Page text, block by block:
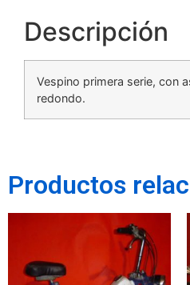
Descripción
Vespino primera serie, con
redondo.
Productos